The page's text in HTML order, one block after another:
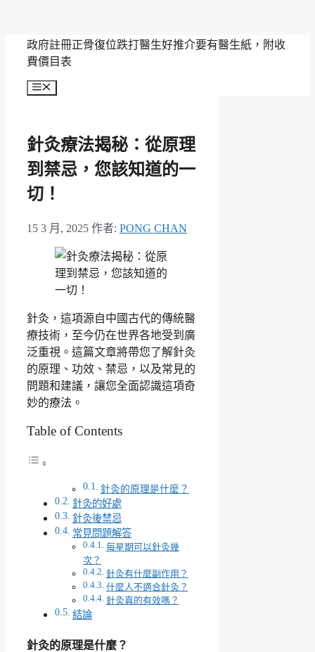
政府註冊正骨復位跌打醫生好推介要有醫生紙，附收
費價目表
選
針灸療法揭秘：從原理
到禁忌，您該知道的一
切！
15 3 月, 2025 作者: PONG CHAN
針灸，這項源自中國古代的傳統醫
療技術，至今仍在世界各地受到廣
泛重視。這篇文章將帶您了解針灸
的原理、功效、禁忌，以及常見的
問題和建議，讓您全面認識這項奇
妙的療法。
Table of Contents
針灸的原理是什麼？
針灸的好處
針灸後禁忌
常見問題解答
每星期可以針灸幾
次？
針灸有什麼副作用？
什麼人不適合針灸？
針灸真的有效嗎？
結論
針灸的原理是什麼？